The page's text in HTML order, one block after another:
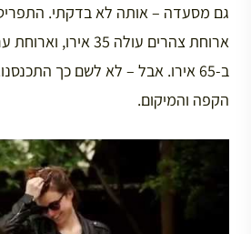
גם מסעדה – אותה לא בדקתי.
ארוחת צהרים עולה 35
ב-65 אירו. אבל – לא לשם כך
הקפה והמיקום.